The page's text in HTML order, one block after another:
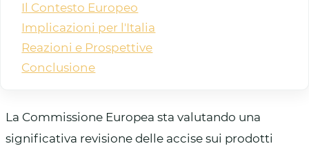
Il Contesto Europeo
Implicazioni per l'Italia
Reazioni e Prospettive
Conclusione
La Commissione Europea sta valutando una
significativa revisione delle accise sui prodotti